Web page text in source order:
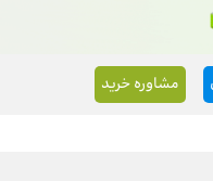
مشاوره خرید